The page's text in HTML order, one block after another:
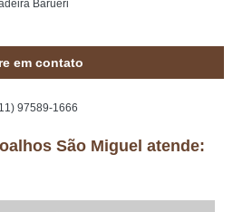
Barueri
em contato
97589-1666
São Miguel atende: